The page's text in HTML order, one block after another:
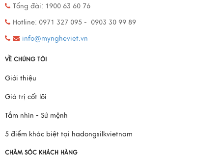
Tổng đài: 1900 63 60 76
Hotline: 0971 327 095 - 0903 30 99 89
info@myngheviet.vn
VỀ CHÚNG TÔI
Giới thiệu
Giá trị cốt lõi
Tầm nhìn - Sứ mệnh
5 điểm khác biệt tại hadongsilkvietnam
CHĂM SÓC KHÁCH HÀNG